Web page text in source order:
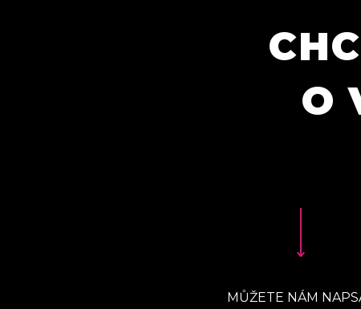
O
MŮŽETE NÁM